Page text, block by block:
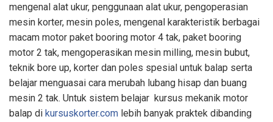
mengenal alat ukur, penggunaan alat ukur, pengoperasian
mesin korter, mesin poles, mengenal karakteristik berbagai
macam motor paket booring motor 4 tak, paket booring
motor 2 tak, mengoperasikan mesin milling, mesin bubut,
teknik bore up, korter dan poles spesial untuk balap serta
belajar menguasai cara merubah lubang hisap dan buang
mesin 2 tak. Untuk sistem belajar kursus mekanik motor
balap di kursuskorter.com lebih banyak praktek dibanding